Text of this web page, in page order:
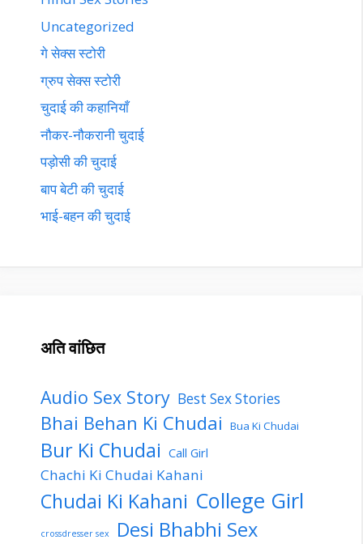
Uncategorized
गे सेक्स स्टोरी
ग्रुप सेक्स स्टोरी
चुदाई की कहानियाँ
नौकर-नौकरानी चुदाई
पड़ोसी की चुदाई
बाप बेटी की चुदाई
भाई-बहन की चुदाई
अति वांछित
Audio Sex Story Best Sex Stories
Bhai Behan Ki Chudai Bua Ki Chudai
Bur Ki Chudai Call Girl
Chachi Ki Chudai Kahani
Chudai Ki Kahani College Girl
crossdresser sex Desi Bhabhi Sex